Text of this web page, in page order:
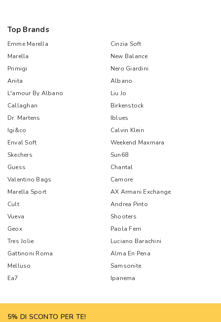
Top Brands
Emme Marella
Cinzia Soft
Marella
New Balance
Primigi
Nero Giardini
Anita
Albano
L'amour By Albano
Liu Jo
Callaghan
Birkenstock
Dr. Martens
Iblues
Igi&co
Calvin Klein
Enval Soft
Weekend Maxmara
Skechers
Sun68
Guess
Chantal
Valentino Bags
Camore
Marella Sport
AX Armani Exchange
Cult
Andrea Pinto
Vueva
Shooters
Geox
Paola Ferri
Tres Jolie
Luciano Barachini
Gattinoni Roma
Alma En Pena
Melluso
Samsonite
Ea7
Ipanema
5% DI SCONTO PER TE!